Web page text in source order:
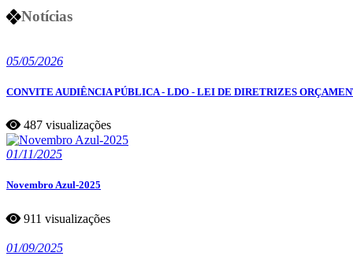
Notícias
05/05/2026
CONVITE AUDIÊNCIA PÚBLICA - LDO - LEI DE DIRETRIZES
487 visualizações
01/11/2025
Novembro Azul-2025
911 visualizações
01/09/2025